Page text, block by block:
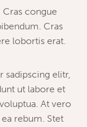
congue
Cras
lobortis erat.
sadipscing elitr,
ut labore et
At vero
rebum. Stet